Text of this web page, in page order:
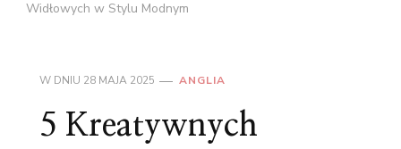
Widłowych w Stylu Modnym
W DNIU 28 MAJA 2025 ANGLIA
5 Kreatywnych